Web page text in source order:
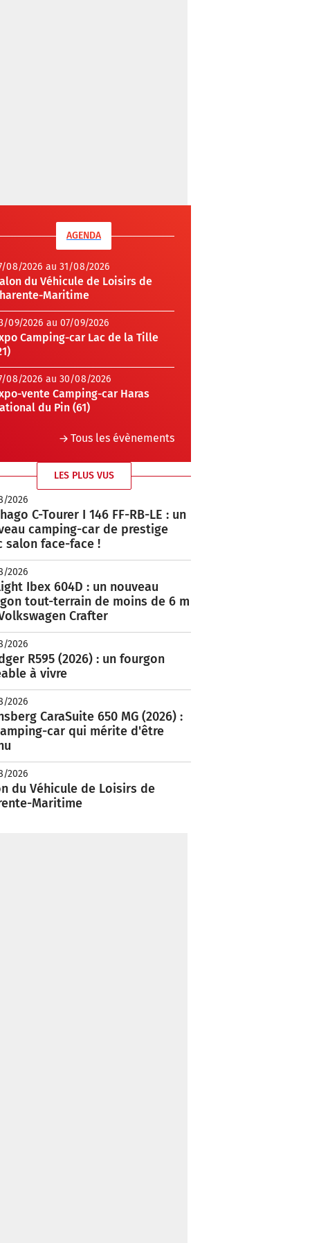
AGENDA
08/2026 au 31/08/2026
du Véhicule de Loisirs de
Maritime
09/2026 au 07/09/2026
Camping-car Lac de la Tille
08/2026 au 30/08/2026
vente Camping-car Haras
du Pin (61)
Tous les évènements
LES PLUS VUS
2026
C-Tourer I 146 FF-RB-LE : un
camping-car de prestige
salon face-face !
2026
Ibex 604D : un nouveau
tout-terrain de moins de 6 m
Crafter
2026
R595 (2026) : un fourgon
à vivre
2026
CaraSuite 650 MG (2026) :
car qui mérite d'être
2026
du Véhicule de Loisirs de
Maritime